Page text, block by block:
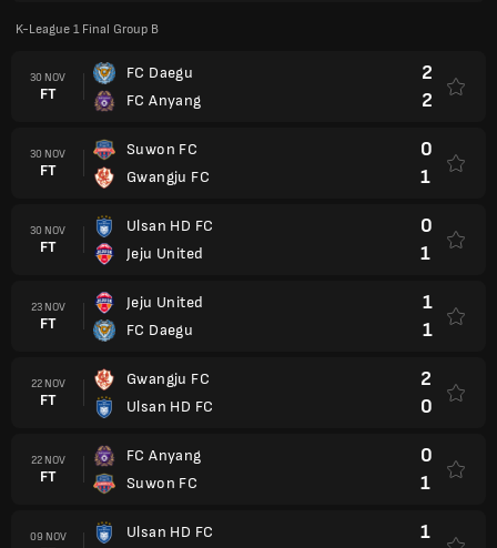
K-League 1 Final Group B
30 NOV
FT
FC Daegu
FC Anyang
2
2
30 NOV
FT
Suwon FC
Gwangju FC
0
1
30 NOV
FT
Ulsan HD FC
Jeju United
0
1
23 NOV
FT
Jeju United
FC Daegu
1
1
22 NOV
FT
Gwangju FC
Ulsan HD FC
2
0
22 NOV
FT
FC Anyang
Suwon FC
0
1
09 NOV
Ulsan HD FC
1